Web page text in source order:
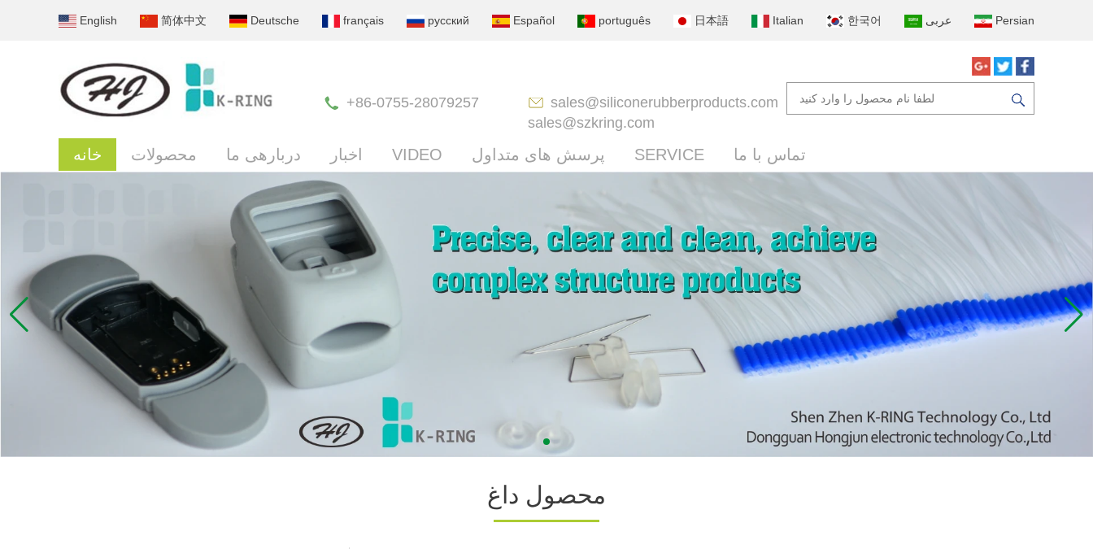
English 简体中文 Deutsche français русский Español português 日本語 Italian 한국어 عربى Persian
+86-0755-28079257
sales@siliconerubberproducts.com
sales@szkring.com
خانه محصولات دربارهی ما اخبار VIDEO پرسش های متداول SERVICE تماس با ما
محصول داغ